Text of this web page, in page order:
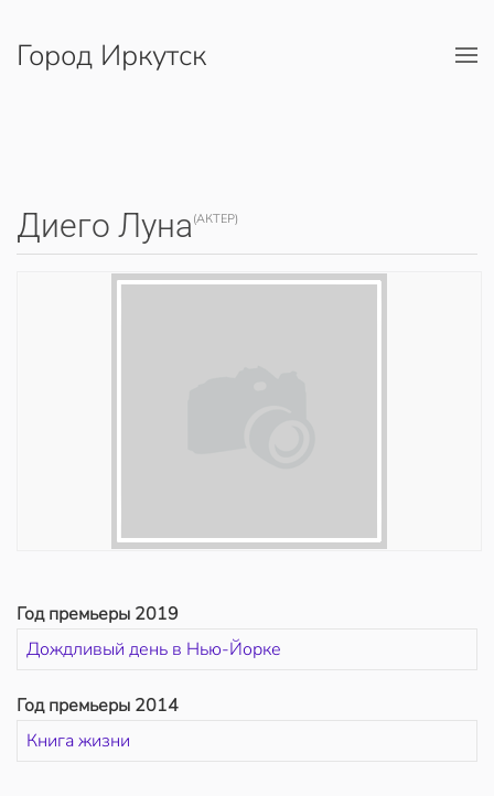
Перейти к содержимому
Город Иркутск
Диего Луна (АКТЕР)
Год премьеры 2019
Дождливый день в Нью-Йорке
Год премьеры 2014
Книга жизни